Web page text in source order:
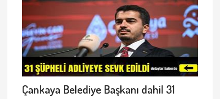
Çankaya Belediye Başkanı dahil 31